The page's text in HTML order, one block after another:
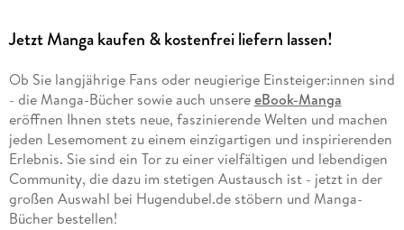
Jetzt Manga kaufen & kostenfrei liefern lassen!
Ob Sie langjährige Fans oder neugierige Einsteiger:innen sind
- die Manga-Bücher sowie auch unsereeBook-Manga
eröffnen Ihnen stets neue, faszinierende Welten und machen
jeden Lesemoment zu einem einzigartigen und inspirierenden
Erlebnis. Sie sind ein Tor zu einer vielfältigen und lebendigen
Community, die dazu im stetigen Austausch ist - jetzt in der
großen Auswahl bei Hugendubel.de stöbern und Manga-
Bücher bestellen!